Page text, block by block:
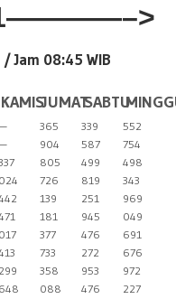
/Jam 08:45 WIB
KAMISJUMATSABTU
365 339
552
904 587
754
805 499
498
024 726 819
343
139 251
969
181 945
049
017 377 476
691
733 272
676
299 358 953
972
648 088 476
227